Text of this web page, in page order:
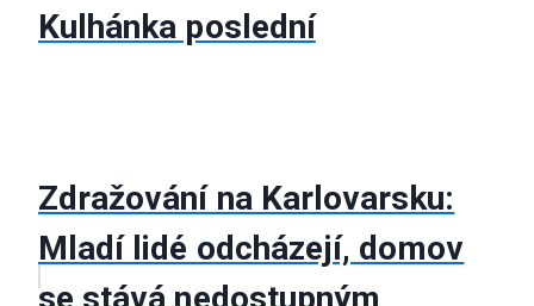
Kulhánka poslední
Zdražování na Karlovarsku:
Mladí lidé odcházejí, domov